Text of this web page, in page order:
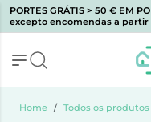
PORTES GRÁTIS > 50 € EM
excepto encomendas a
Home Todos os produtos